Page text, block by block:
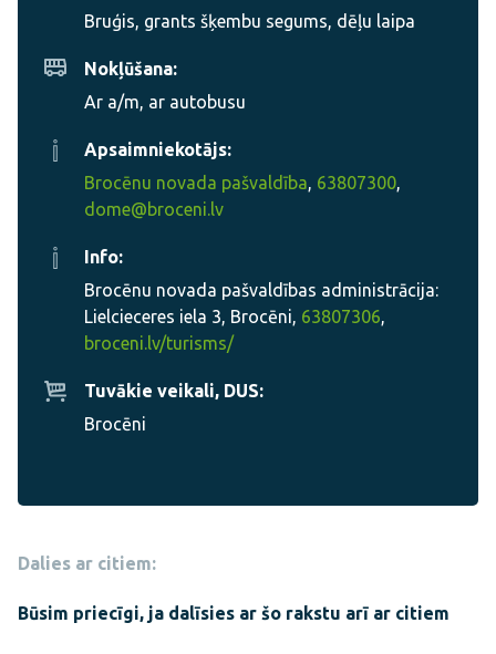
Bruģis, grants šķembu segums, dēļu laipa
Nokļūšana:
Ar a/m, ar autobusu
Apsaimniekotājs:
Brocēnu novada pašvaldība, 63807300,
dome@broceni.lv
Info:
Brocēnu novada pašvaldības administrācija:
Lielcieceres iela 3, Brocēni, 63807306,
broceni.lv/turisms/
Tuvākie veikali, DUS:
Brocēni
Dalies ar citiem:
Būsim priecīgi, ja dalīsies ar šo rakstu arī ar citiem